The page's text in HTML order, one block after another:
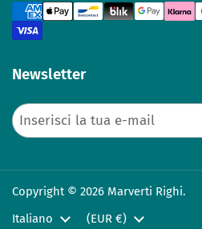
Newsletter
Copyright © 2026 Marverti Righi.
Lingua
Italiano Paese/Area geografica
(EUR €)